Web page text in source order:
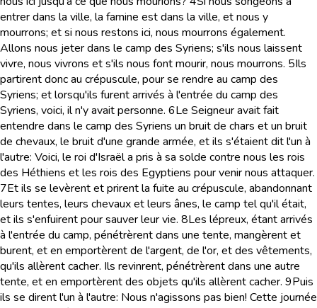
entrer dans la ville, la famine est dans la ville, et nous y
mourrons; et si nous restons ici, nous mourrons également.
Allons nous jeter dans le camp des Syriens; s'ils nous laissent
vivre, nous vivrons et s'ils nous font mourir, nous mourrons. 5Ils
partirent donc au crépuscule, pour se rendre au camp des
Syriens; et lorsqu'ils furent arrivés à l'entrée du camp des
Syriens, voici, il n'y avait personne. 6Le Seigneur avait fait
entendre dans le camp des Syriens un bruit de chars et un bruit
de chevaux, le bruit d'une grande armée, et ils s'étaient dit l'un à
l'autre: Voici, le roi d'Israël a pris à sa solde contre nous les rois
des Héthiens et les rois des Egyptiens pour venir nous attaquer.
7Et ils se levèrent et prirent la fuite au crépuscule, abandonnant
leurs tentes, leurs chevaux et leurs ânes, le camp tel qu'il était,
et ils s'enfuirent pour sauver leur vie. 8Les lépreux, étant arrivés
à l'entrée du camp, pénétrèrent dans une tente, mangèrent et
burent, et en emportèrent de l'argent, de l'or, et des vêtements,
qu'ils allèrent cacher. Ils revinrent, pénétrèrent dans une autre
tente, et en emportèrent des objets qu'ils allèrent cacher. 9Puis
ils se dirent l'un à l'autre: Nous n'agissons pas bien! Cette journée